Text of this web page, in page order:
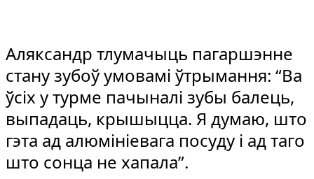
Аляксандр тлумачыць пагаршэнне
стану зубоў умовамі ўтрымання: “Ва
ўсіх у турме пачыналі зубы балець,
выпадаць, крышыцца. Я думаю, што
гэта ад алюмініевага посуду і ад таго
што сонца не хапала”.